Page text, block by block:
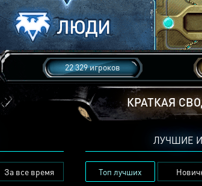
22 329 игроков
КРАТКАЯ
За все время
ЛУЧШИЕ
Топ лучших